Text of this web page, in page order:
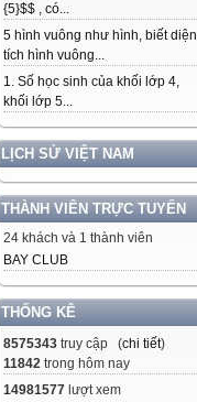
{5}$$ , có...
5 hình vuông như hình, biết diện
tích hình vuông...
1. Số học sinh của khối lớp 4,
khối lớp 5...
LỊCH SỬ VIỆT NAM
THÀNH VIÊN TRỰC TUYẾN
24 khách và 1 thành viên
BAY CLUB
THỐNG KÊ
8575343 truy cập (chi tiết)
11842 trong hôm nay
14981577 lượt xem